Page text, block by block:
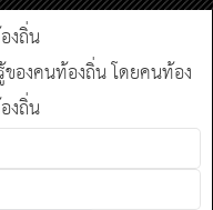
งถิ่น
องคนท้องถิ่น โดยคนท้อง
งถิ่น